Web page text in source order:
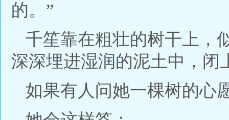
的。”
千笙靠在粗壮的树干上，
深深埋进湿润的泥土中，闭
如果有人问她一棵树的心